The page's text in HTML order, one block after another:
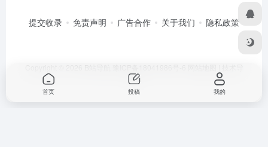
提交收录 免责声明 广告合作 关于我们 隐私政策
航
首页 投稿 我的